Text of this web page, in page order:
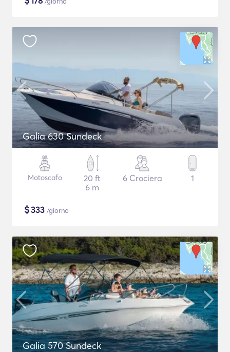
Galia 630 Sundeck
Motoscafo
20 ft
6 m
6 Crociera 1
$333 /giorno
Galia 570 Sundeck